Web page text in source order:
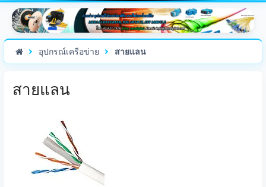
อุปกรณ์เครือข่าย สายแลน
สายแลน